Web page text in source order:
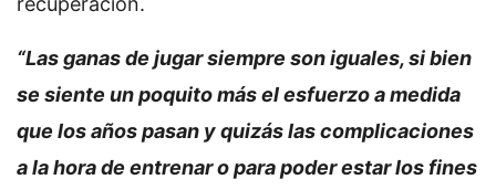
“Las ganas de jugar siempre son iguales, si bien
se siente un poquito más el esfuerzo a medida
que los años pasan y quizás las complicaciones
a la hora de entrenar o para poder estar los fines